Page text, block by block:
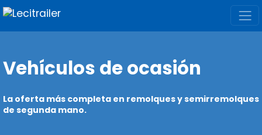
Vehículos de ocasión
La oferta más completa en remolques y semirremolques
de segunda mano.